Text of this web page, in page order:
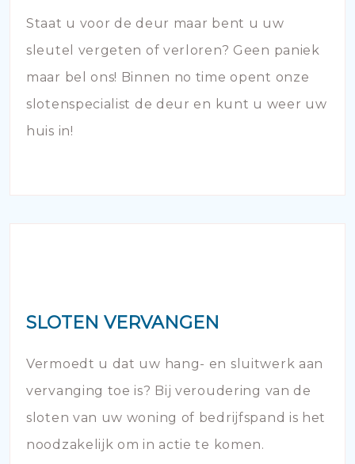
Staat u voor de deur maar bent u uw
sleutel vergeten of verloren? Geen paniek
maar bel ons! Binnen no time opent onze
slotenspecialist de deur en kunt u weer uw
huis in!
SLOTEN VERVANGEN
Vermoedt u dat uw hang- en sluitwerk aan
vervanging toe is? Bij veroudering van de
sloten van uw woning of bedrijfspand is het
noodzakelijk om in actie te komen.